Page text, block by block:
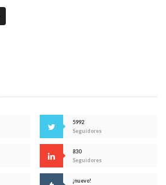
5992
Seguidores
830
Seguidores
¡nuevo!